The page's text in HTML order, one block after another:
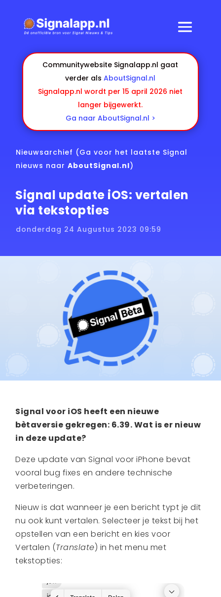
Communitywebsite Signalapp.nl gaat
verder alsAboutSignal.nl
Signalapp.nl wordt per 15 april 2026 niet
langer bijgewerkt.
Ga naar AboutSignal.nl >
Nieuwsarchief (Ga voor het laatste Signal
nieuws naarAboutSignal.nl)
Signal update iOS: vertalen
via tekstopties
donderdag 24 Augustus 2023 09:59
Signal voor iOS heeft een nieuwe
bètaversie gekregen: 6.39. Wat is er nieuw
in deze update?
Deze update van Signal voor iPhone bevat
vooral bug fixes en andere technische
verbeteringen.
Nieuw is dat wanneer je een bericht typt je dit
nu ook kunt vertalen. Selecteer je tekst bij het
opstellen van een bericht en kies voor
Vertalen (Translate) in het menu met
tekstopties: